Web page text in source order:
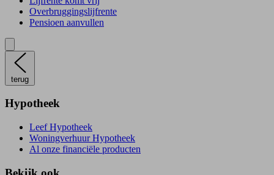
Overbruggingslijfrente
Pensioen aanvullen
terug
Hypotheek
Leef Hypotheek
Woningverhuur Hypotheek
Al onze financiële producten